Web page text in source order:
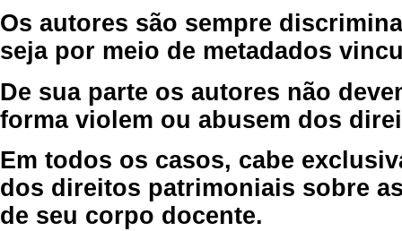
Os autores são sempre
seja por meio de metadados
De sua parte os autores não
forma violem ou abusem dos
Em todos os casos, cabe
dos direitos patrimoniais sobre
de seu corpo docente.